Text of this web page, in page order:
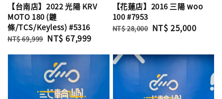
【台南店】2022 光陽 KRV
MOTO 180 (鏈
條/TCS/Keyless) #5316
Regular
NT$ 69,999 Sale
NT$ 67,999
【花蓮店】2016 三陽 woo
100 #7953
Regular
NT$ 28,000 Sale
NT$ 25,000